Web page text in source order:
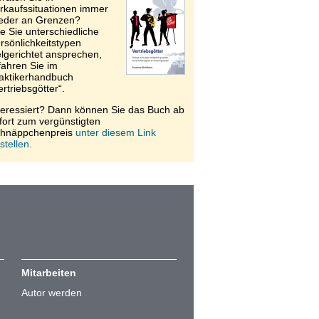
immer
an Grenzen?
Sie unterschiedliche
ansprechen,
Sie im
Dann können Sie das Buch ab
zum vergünstigten
unter diesem Link
Mitarbeiten
Autor werden